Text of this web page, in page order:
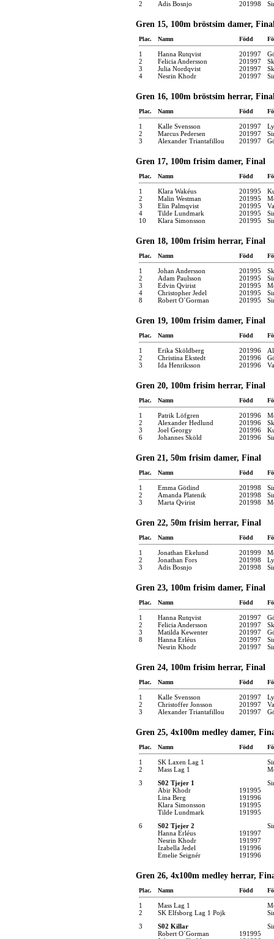
2
Adis Bosnjo 201998
Gren 15, 100m bröstsim damer,
Plac. Namn Född
1 Hanna Rutqvist 201997
2
Felicia Andersson 201997
3
Julia Nordqvist 201997
4
Nesrin Khodr 201997
Gren 16, 100m bröstsim herrar,
Plac. Namn Född
1 Kalle Svensson 201997
2
Marcus Pedersen 201997
3
Alexander Triantafillou 201997
Gren 17, 100m frisim damer, Final
Plac. Namn Född
1 Klara Wakéus 201995
2
Malin Westman 201995
3
Elin Palmqvist 201995
4
Tilde Lundmark 201995
10
Klara Simonsson 201995
Gren 18, 100m frisim herrar, Final
Plac. Namn Född
1 Johan Andersson 201995
2
Adam Paulsson 201995
3
Edvin Qvirist 201995
4
Christopher Jedel 201995
8
Robert O´Gorman 201995
Gren 19, 100m frisim damer, Final
Plac. Namn Född
1 Erika Sköldberg 201996
2
Christina Ekstedt 201996
3
Ida Henriksson 201996
Gren 20, 100m frisim herrar, Final
Plac. Namn Född
1 Patrik Löfgren 201996
2
Alexander Hedlund 201996
3
Joel Georgy 201996
6
Johannes Sköld 201996
Gren 21, 50m frisim damer, Final
Plac. Namn Född
1 Emma Götlind 201998
2
Amanda Platenik 201998
3
Marta Qvirist 201998
Gren 22, 50m frisim herrar, Final
Plac. Namn Född
1 Jonathan Ekelund 201999
2
Jonathan Fors 201998
3
Adis Bosnjo 201998
Gren 23, 100m frisim damer, Final
Plac. Namn Född
1 Hanna Rutqvist 201997
2
Felicia Andersson 201997
3
Matilda Kewenter 201997
8
Hanna Erléus 201997
Nesrin Khodr
201997
Gren 24, 100m frisim herrar, Final
Plac. Namn Född
1 Kalle Svensson 201997
2
Christoffer Jonsson 201997
3
Alexander Triantafillou 201997
Gren 25, 4x100m medley damer,
Plac. Namn Född
1 SK Laxen Lag 1
2
Mass Lag 1
3
S02 Tjejer 1
Abir Khodr
191995
Lina Berg
191996
Klara Simonsson
191995
Tilde Lundmark
191995
6
S02 Tjejer 2
Hanna Erléus
191997
Nesrin Khodr
191997
Izabella Jedel
191996
Emelie Seignér
191996
Gren 26, 4x100m medley herrar,
Plac. Namn Född
1 Mass Lag 1
2
SK Elfsborg Lag 1 Pojk
3
S02 Killar
Robert O´Gorman
191995